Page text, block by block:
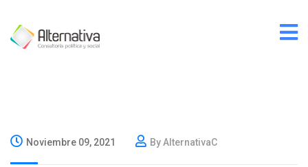
Noviembre 09, 2021 By AlternativaC